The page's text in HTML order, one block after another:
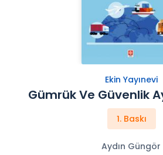
Ekin Yayınevi
Gümrük Ve Güvenlik
1. Baskı
Aydın Güngör